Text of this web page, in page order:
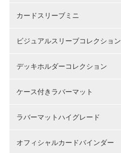
カードスリーブミニ
ビジュアルスリーブコレクション
デッキホルダーコレクション
ケース付きラバーマット
ラバーマットハイグレード
オフィシャルカードバインダー